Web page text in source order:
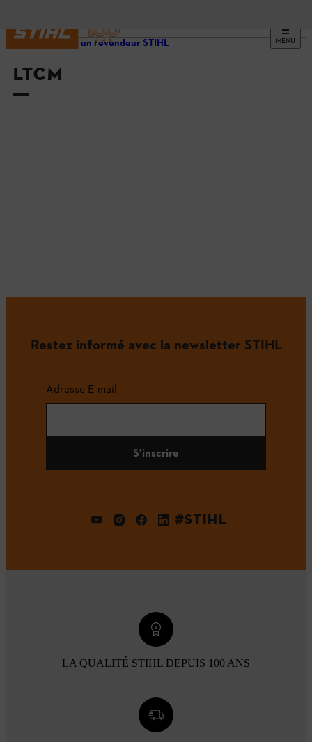
MENU
Trouvez un revendeur STIHL
LTCM
Restez informé avec la newsletter STIHL
Adresse E-mail
S'inscrire
#STIHL
LA QUALITÉ STIHL DEPUIS 100 ANS